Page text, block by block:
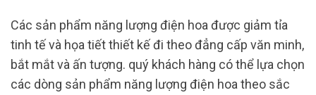
Các sản phẩm năng lượng điện hoa được giảm tỉa
tinh tế và họa tiết thiết kế đi theo đẳng cấp văn minh,
bắt mắt và ấn tượng. quý khách hàng có thể lựa chọn
các dòng sản phẩm năng lượng điện hoa theo sắc